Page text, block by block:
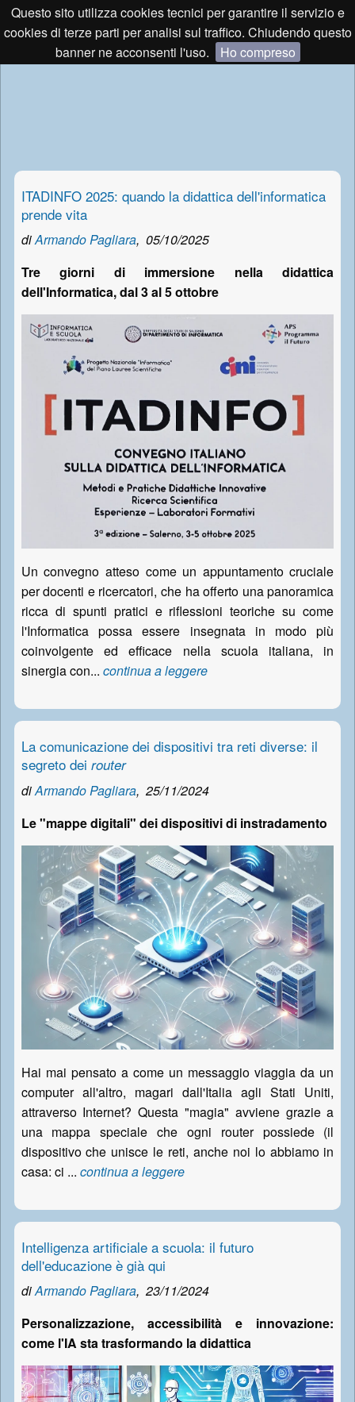
Questo sito utilizza cookies tecnici per garantire il servizio e
cookies di terze parti per analisi sul traffico. Chiudendo questo
banner ne acconsenti l'uso.
Ho compreso
ITADINFO 2025: quando la didattica dell'informatica
prende vita
diArmando Pagliara, 05/10/2025
Tre giorni di immersione nella didattica
dell'Informatica, dal 3 al 5 ottobre
Un convegno atteso come un appuntamento cruciale
per docenti e ricercatori, che ha offerto una panoramica
ricca di spunti pratici e riflessioni teoriche su come
l'Informatica possa essere insegnata in modo più
coinvolgente ed efficace nella scuola italiana, in
sinergia con... continua a leggere
La comunicazione dei dispositivi tra reti diverse: il
segreto dei router
diArmando Pagliara, 25/11/2024
Le "mappe digitali" dei dispositivi di instradamento
Hai mai pensato a come un messaggio viaggia da un
computer all'altro, magari dall'Italia agli Stati Uniti,
attraverso Internet? Questa "magia" avviene grazie a
una mappa speciale che ogni router possiede (il
dispositivo che unisce le reti, anche noi lo abbiamo in
casa: ci ... continua a leggere
Intelligenza artificiale a scuola: il futuro
dell'educazione è già qui
diArmando Pagliara, 23/11/2024
Personalizzazione, accessibilità e innovazione:
come l'IA sta trasformando la didattica